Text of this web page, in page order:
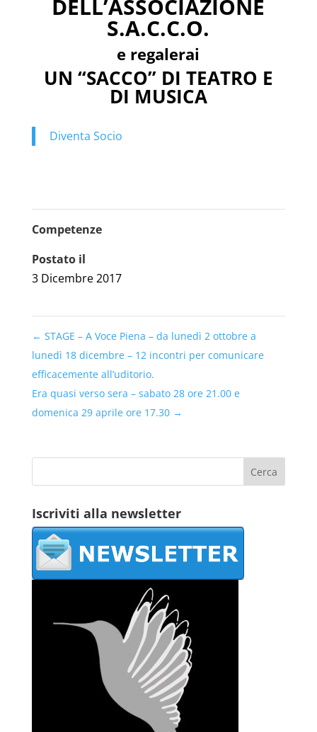
DELL’ASSOCIAZIONE
S.A.C.C.O.
e regalerai
UN “SACCO” DI TEATRO E
DI MUSICA
Diventa Socio
Competenze
Postato il
3 Dicembre 2017
← STAGE – A Voce Piena – da lunedì 2 ottobre a
lunedì 18 dicembre – 12 incontri per comunicare
efficacemente all’uditorio.
Era quasi verso sera – sabato 28 ore 21.00 e
domenica 29 aprile ore 17.30 →
Iscriviti alla newsletter